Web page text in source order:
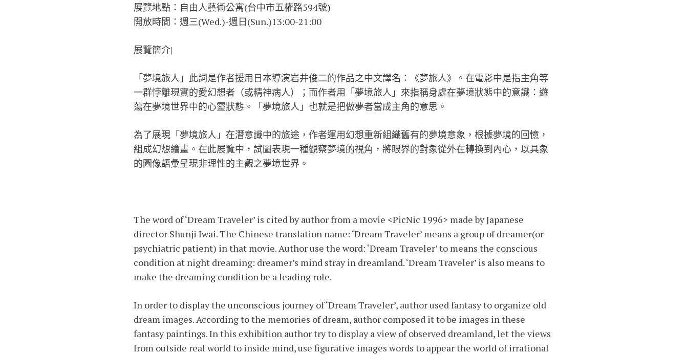
展覽地點：自由人藝術公寓(台中市五權路594號)
開放時間：週三(Wed.)-週日(Sun.)13:00-21:00
展覽簡介|
「夢境旅人」此詞是作者援用日本導演岩井俊二的作品之中文譯名：《夢旅人》。在電影中是指主角等
一群悖離現實的愛幻想者（或精神病人）；而作者用「夢境旅人」來指稱身處在夢境狀態中的意識：遊
蕩在夢境世界中的心靈狀態。「夢境旅人」也就是把做夢者當成主角的意思。
為了展現「夢境旅人」在潛意識中的旅途，作者運用幻想重新組織舊有的夢境意象，根據夢境的回憶，
組成幻想繪畫。在此展覽中，試圖表現一種觀察夢境的視角，將眼界的對象從外在轉換到內心，以具象
的圖像語彙呈現非理性的主觀之夢境世界。
The word of ‘Dream Traveler’ is cited by author from a movie <PicNic 1996> made by Japanese
director Shunji Iwai. The Chinese translation name: ‘Dream Traveler’ means a group of dreamer(or
psychiatric patient) in that movie. Author use the word: ‘Dream Traveler’ to means the conscious
condition at night dreaming: dreamer’s mind stray in dreamland. ‘Dream Traveler’ is also means to
make the dreaming condition be a leading role.
In order to display the unconscious journey of ‘Dream Traveler’, author used fantasy to organize old
dream images. According to the memories of dream, author composed it to be images in these
fantasy paintings. In this exhibition author try to display a view of observed dreamland, let the views
from outside real world to inside mind, use figurative images words to appear the world of irrational